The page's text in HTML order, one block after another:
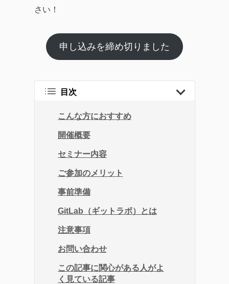
さい！
申し込みを締め切りました
目次
こんな方におすすめ
開催概要
セミナー内容
ご参加のメリット
事前準備
GitLab（ギットラボ）とは
注意事項
お問い合わせ
この記事に関心がある人がよ
く見ている記事